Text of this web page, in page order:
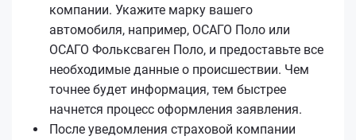
компании. Укажите марку вашего
автомобиля, например, ОСАГО Поло или
ОСАГО Фольксваген Поло, и предоставьте все
необходимые данные о происшествии. Чем
точнее будет информация, тем быстрее
начнется процесс оформления заявления.
После уведомления страховой компании